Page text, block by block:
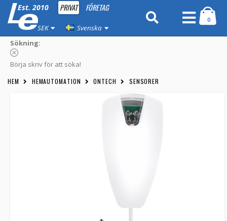
Est. 2010 PRIVAT FÖRETAG
SEK Svenska
0
Sökning:
Börja skriv för att söka!
HEM HEMAUTOMATION ONTECH SENSORER